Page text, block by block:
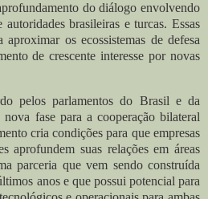
do diálogo envolvendo
autoridades brasileiras e turcas. Essas
os ecossistemas de defesa
de crescente interesse por novas
pelos parlamentos do Brasil e da
fase para a cooperação bilateral
cria condições para que empresas
aprofundem suas relações em áreas
parceria que vem sendo construída
anos e que possui potencial para